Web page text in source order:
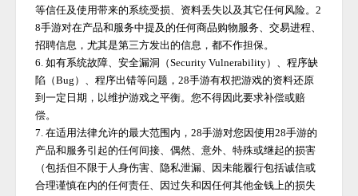
等信任及使用带来的系统受损、资料丢失以及其它任何风险。2
8手游对在产品和服务中提及的任何商品购物服务、交易进程、
招聘信息，尤其是第三方发出的信息，都不作担保。
6. 如有系统故障、安全漏洞（Security Vulnerability）、程序缺
陷（Bug）、程序出错等问题，28手游有权把游戏的资料还原
到一定日期，以维护游戏之平衡。您不得因此要求补偿或赔
偿。
7. 在适用法律允许的最大范围内，28手游对您因使用28手游的
产品和服务引起的任何间接、偶然、意外、特殊或继起的损害
（包括但不限于人身伤害、隐私泄漏、因未能履行包括诚信或
合理谨慎在内的任何责任、因过失和因任何其他金钱上的损失